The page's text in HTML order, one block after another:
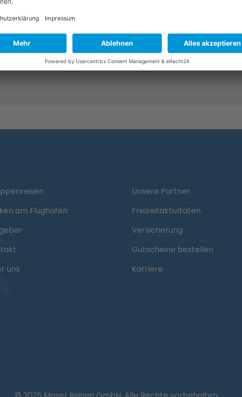
am Flughafen
uns
Unsere Partner
Freizeitaktivitäten
Versicherung
Gutscheine bestellen
Karriere